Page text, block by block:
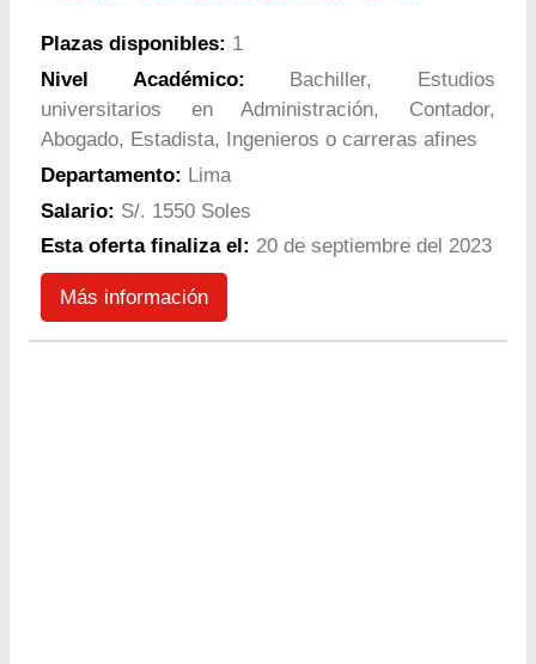
Plazas disponibles: 1
Nivel Académico: Bachiller, Estudios
universitarios en Administración, Contador,
Abogado, Estadista, Ingenieros o carreras afines
Departamento: Lima
Salario: S/. 1550 Soles
Esta oferta finaliza el: 20 de septiembre del 2023
Más información